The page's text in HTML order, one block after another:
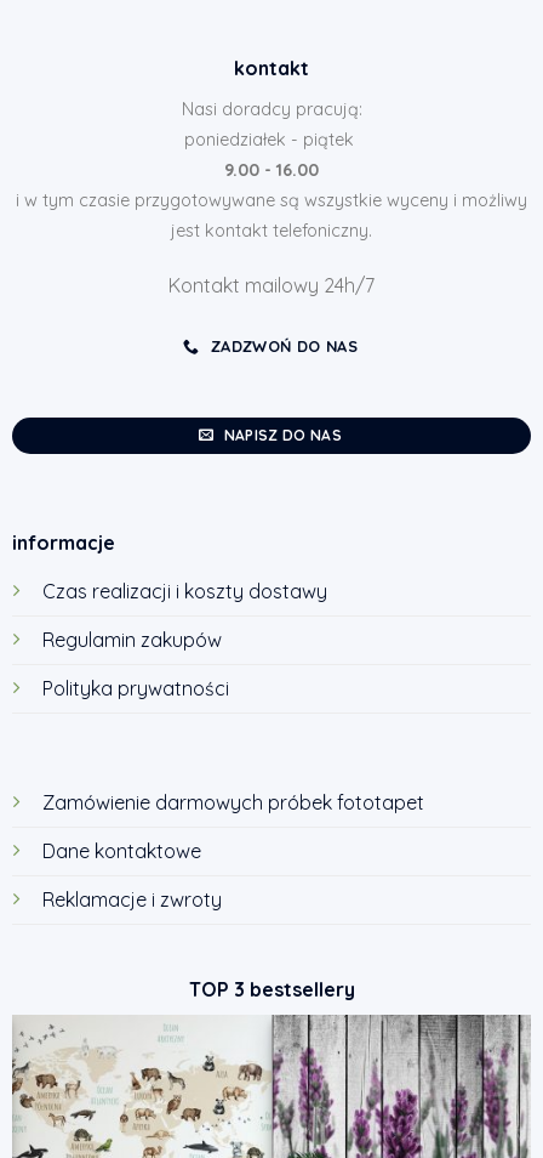
kontakt
Nasi doradcy pracują:
poniedziałek - piątek
9.00 - 16.00
i w tym czasie przygotowywane są wszystkie wyceny i możliwy
jest kontakt telefoniczny.
Kontakt mailowy 24h/7
ZADZWOŃ DO NAS
NAPISZ DO NAS
informacje
Czas realizacji i koszty dostawy
Regulamin zakupów
Polityka prywatności
Zamówienie darmowych próbek fototapet
Dane kontaktowe
Reklamacje i zwroty
TOP 3 bestsellery